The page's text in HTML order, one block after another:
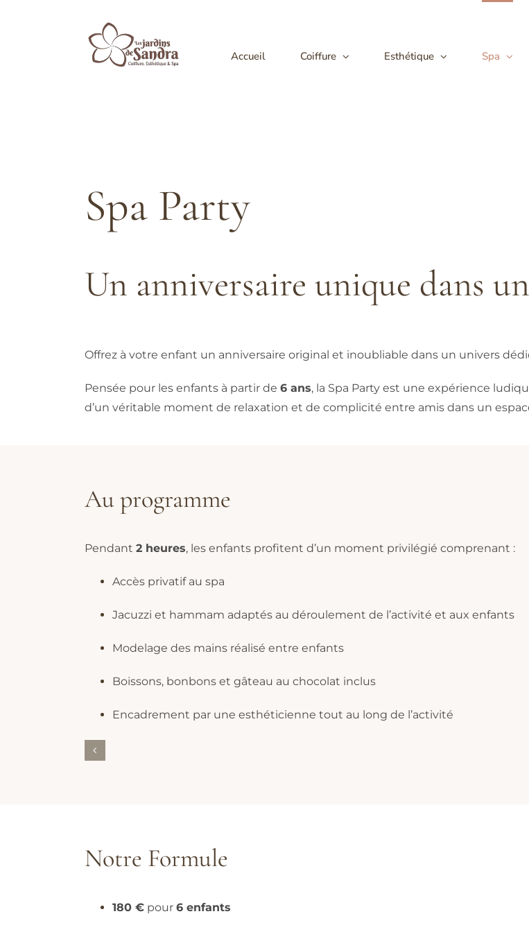
Accueil Coiffure Esthétique Spa
Spa Party
Un anniversaire unique dans
Offrez à votre enfant un anniversaire original et inoubliable dans un univers
Pensée pour les enfants à partir de 6 ans, la Spa Party est une expérience
d’un véritable moment de relaxation et de complicité entre amis dans un
Au programme
Pendant 2 heures, les enfants profitent d’un moment privilégié comprenant :
Accès privatif au spa
Jacuzzi et hammam adaptés au déroulement de l’activité et aux enfants
Modelage des mains réalisé entre enfants
Boissons, bonbons et gâteau au chocolat inclus
Encadrement par une esthéticienne tout au long de l’activité
Notre Formule
180 €pour 6 enfants